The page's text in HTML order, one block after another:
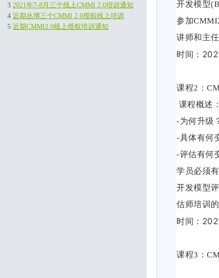
开发模型
参加
讲师和主
时间：
课程2 ：
课程概述
-为何升级
-具体有何
-评估有何
学员必须有
开发模型
估师培训
时间：
课程3 ：
3 2021年7-8月三个线上CMMI 2.0培训通知
4 近期丛博三个CMMI 2.0授权线上培训
5 近期CMMI2.0线上授权培训通知